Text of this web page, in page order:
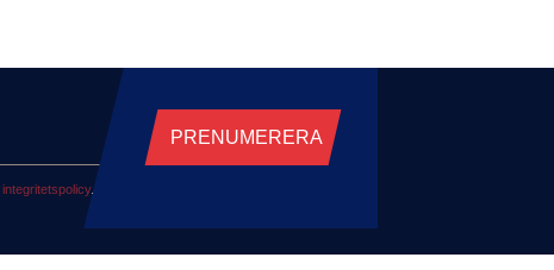
PRENUMERERA
integritetspolicy.